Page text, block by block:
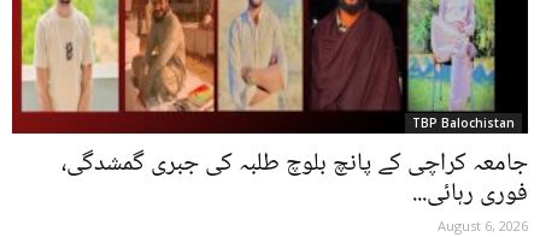
TBP Balochistan
جامعہ کراچی کے پانچ بلوچ طلبہ کی جبری گمشدگی،
فوری رہائی...
August 6, 2026